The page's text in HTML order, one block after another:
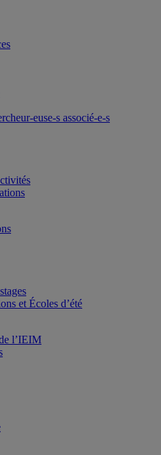
euse-s associé-e-s
et Écoles d’été
l’IEIM